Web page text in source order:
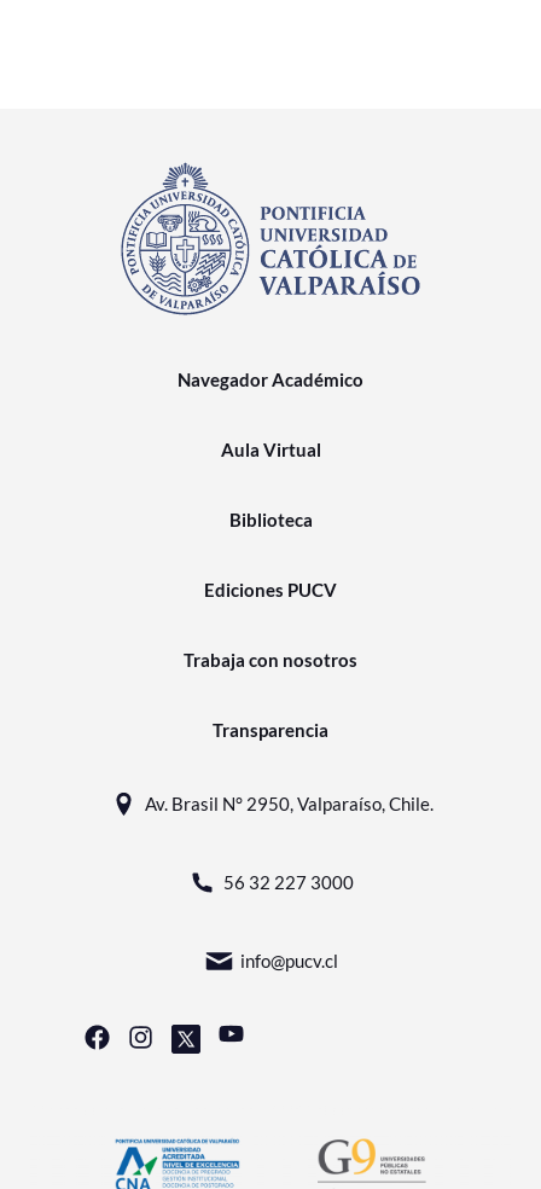
Navegador Académico
Aula Virtual
Biblioteca
Ediciones PUCV
Trabaja con nosotros
Transparencia
Av. Brasil N° 2950, Valparaíso, Chile.
56 32 227 3000
info@pucv.cl